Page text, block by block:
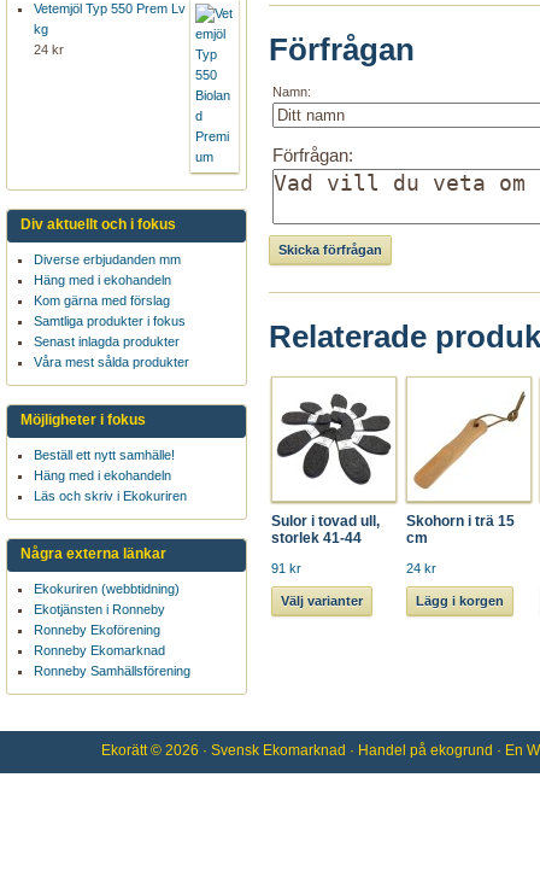
Förfrågan
Namn:
Förfrågan:
Relaterade
Sulor i tovad ull,
storlek 41-44
91 kr
Välj varianter
Skohorn i trä 15
cm
24 kr
Lägg i korgen
Vetemjöl Typ 550 Prem Lv
kg
24 kr
Div aktuellt och i fokus
Diverse erbjudanden mm
Häng med i ekohandeln
Kom gärna med förslag
Samtliga produkter i fokus
Senast inlagda produkter
Våra mest sålda produkter
Möjligheter i fokus
Beställ ett nytt samhälle!
Häng med i ekohandeln
Läs och skriv i Ekokuriren
Några externa länkar
Ekokuriren (webbtidning)
Ekotjänsten i Ronneby
Ronneby Ekoförening
Ronneby Ekomarknad
Ronneby Samhällsförening
Ekorätt© 2026 ·Svensk Ekomarknad · Handel påekogrund · En